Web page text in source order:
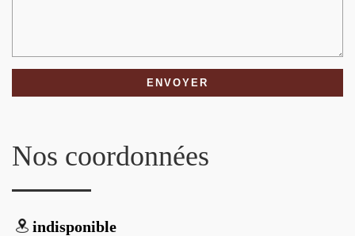
Nos coordonnées
indisponible